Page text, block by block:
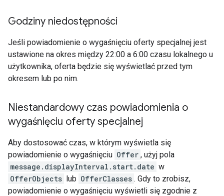
Godziny niedostępności
Jeśli powiadomienie o wygaśnięciu oferty specjalnej jest
ustawione na okres między 22:00 a 6:00 czasu lokalnego u
użytkownika, oferta będzie się wyświetlać przed tym
okresem lub po nim.
Niestandardowy czas powiadomienia o
wygaśnięciu oferty specjalnej
Aby dostosować czas, w którym wyświetla się
powiadomienie o wygaśnięciu Offer , użyj pola
message.displayInterval.start.date w
OfferObjects lub OfferClasses . Gdy to zrobisz,
powiadomienie o wygaśnięciu wyświetli się zgodnie z